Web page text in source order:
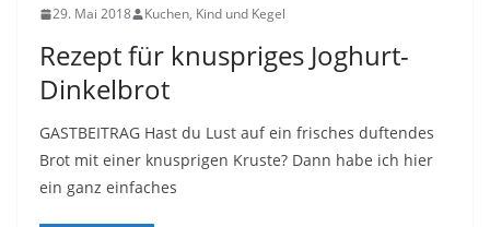
29. Mai 2018 Kuchen, Kind und Kegel
Rezept für knuspriges Joghurt-
Dinkelbrot
GASTBEITRAG Hast du Lust auf ein frisches duftendes
Brot mit einer knusprigen Kruste? Dann habe ich hier
ein ganz einfaches